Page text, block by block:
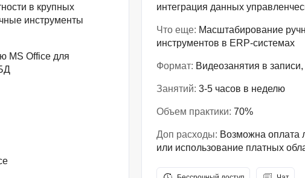
в крупных
инструменты
MS Office для
интеграция данных
Что еще: Масштабирование
инструментов в ERP-системах
Формат: Видеозанятия в
Занятий: 3-5 часов в неделю
Объем практики: 70%
Доп расходы: Возможна оплата
или использование платных